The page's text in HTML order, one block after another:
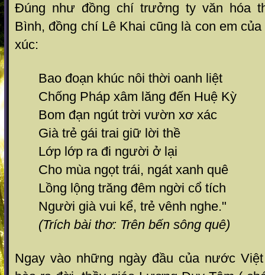
Đúng như đồng chí trưởng ty văn hóa
Bình, đồng chí Lê Khai cũng là con em
xúc:
Bao đoạn khúc nôi thời oanh liệt
Chống Pháp xâm lăng đến Huệ Kỳ
Bom đạn ngút trời vườn xơ xác
Già trẻ gái trai giữ lời thề
Lớp lớp ra đi người ở lại
Cho mùa ngọt trái, ngát xanh quê
Lồng lộng trăng đêm ngời cổ tích
Người già vui kể, trẻ vênh nghe."
(Trích bài thơ: Trên bến sông quê)
Ngay vào những ngày đầu của nước